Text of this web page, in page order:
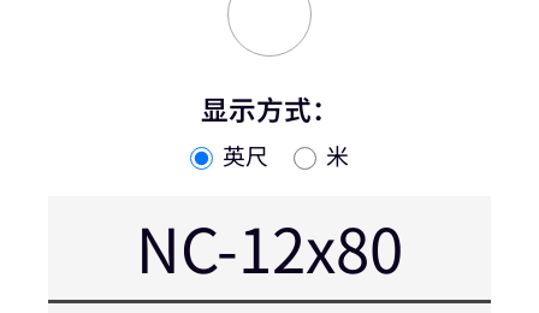
显示方式：
英尺 米
NC-12x80